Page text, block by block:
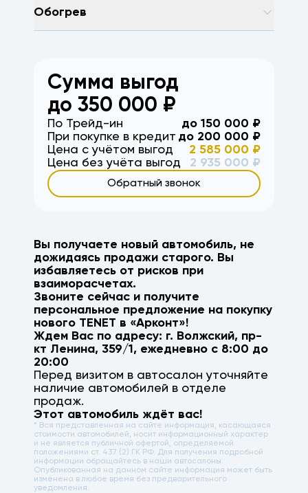
Обогрев
Сумма выгод
до 350 000 ₽
По Трейд-ин до 150 000 ₽
При покупке в кредит до 200 000 ₽
Цена с учётом выгод
2 585 000 ₽
Цена без учёта выгод
2 935 000 ₽
Обратный звонок
Вы получаете новый автомобиль, не
дожидаясь продажи старого. Вы
избавляетесь от рисков при
взаиморасчетах.
Звоните сейчас и получите
персональное предложение на покупку
нового TENET в «Арконт»!
Ждем Вас по адресу: г. Волжский, пр-
кт Ленина, 359/1 , ежедневно с 8:00 до
20:00
Перед визитом в автосалон уточняйте
наличие автомобилей в отделе
продаж.
Этот автомобиль ждёт вас!
* Вся представленная на сайте информация, касающаяся
стоимости автомобилей, носит информационный характер
и не является публичной офертой, определяемой
положениями ст. 437 (2) ГК РФ. Для получения подробной
информации обращайтесь в наши автосалоны.
Опубликованная на данном сайте информация может быть
изменена в любое время без предварительного
уведомления.